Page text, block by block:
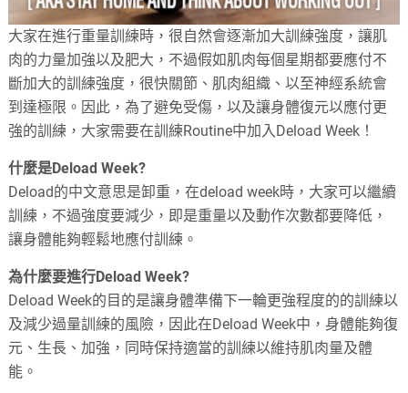
大家在進行重量訓練時，很自然會逐漸加大訓練強度，讓肌
肉的力量加強以及肥大，不過假如肌肉每個星期都要應付不
斷加大的訓練強度，很快關節、肌肉組織、以至神經系統會
到達極限。因此，為了避免受傷，以及讓身體復元以應付更
強的訓練，大家需要在訓練Routine中加入Deload Week！
什麼是Deload Week?
Deload的中文意思是卸重，在deload week時，大家可以繼續
訓練，不過強度要減少，即是重量以及動作次數都要降低，
讓身體能夠輕鬆地應付訓練。
為什麼要進行Deload Week?
Deload Week的目的是讓身體準備下一輪更強程度的的訓練以
及減少過量訓練的風險，因此在Deload Week中，身體能夠復
元、生長、加強，同時保持適當的訓練以維持肌肉量及體
能。